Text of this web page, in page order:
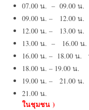
07.00 น. – 09.00 น
09.00 น. – 12.00 น
12.00 น. – 13.00 น
13.00 น. – 16.00
16.00 น. – 18.00 น.
18.00 น. – 19.00 น
19.00 น. – 21.00 น
21.00 น.
ในชุมชน)